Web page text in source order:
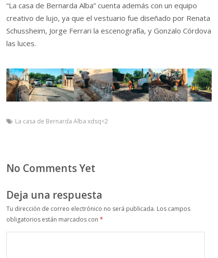
“La casa de Bernarda Alba” cuenta además con un equipo
creativo de lujo, ya que el vestuario fue diseñado por Renata
Schussheim, Jorge Ferrari la escenografía, y Gonzalo Córdova
las luces.
La casa de Bernarda Alba xdsq<2
No Comments Yet
Deja una respuesta
Tu dirección de correo electrónico no será publicada. Los campos
obligatorios están marcados con*